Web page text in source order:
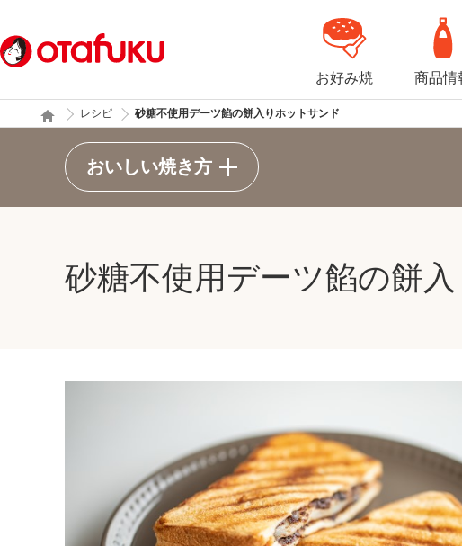
お好み焼 商品情
レシピ 砂糖不使用デーツ餡の餅入りホットサンド
おいしい焼き方
砂糖不使用デーツ餡の餅